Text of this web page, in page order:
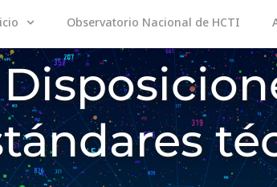
Observatorio Nacional de HCTI